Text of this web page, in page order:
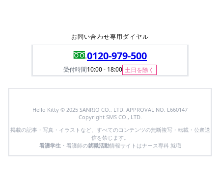
お問い合わせ専用ダイヤル
0120-979-500
受付時間10:00 - 18:00 土日を除く
Hello Kitty © 2025 SANRIO CO., LTD. APPROVAL NO. L660147
Copyright SMS CO., LTD.
掲載の記事・写真・イラストなど、すべてのコンテンツの無断複写・転載・公衆送
信を禁じます。
看護学生 ・看護師の就職活動情報サイトはナース専科 就職